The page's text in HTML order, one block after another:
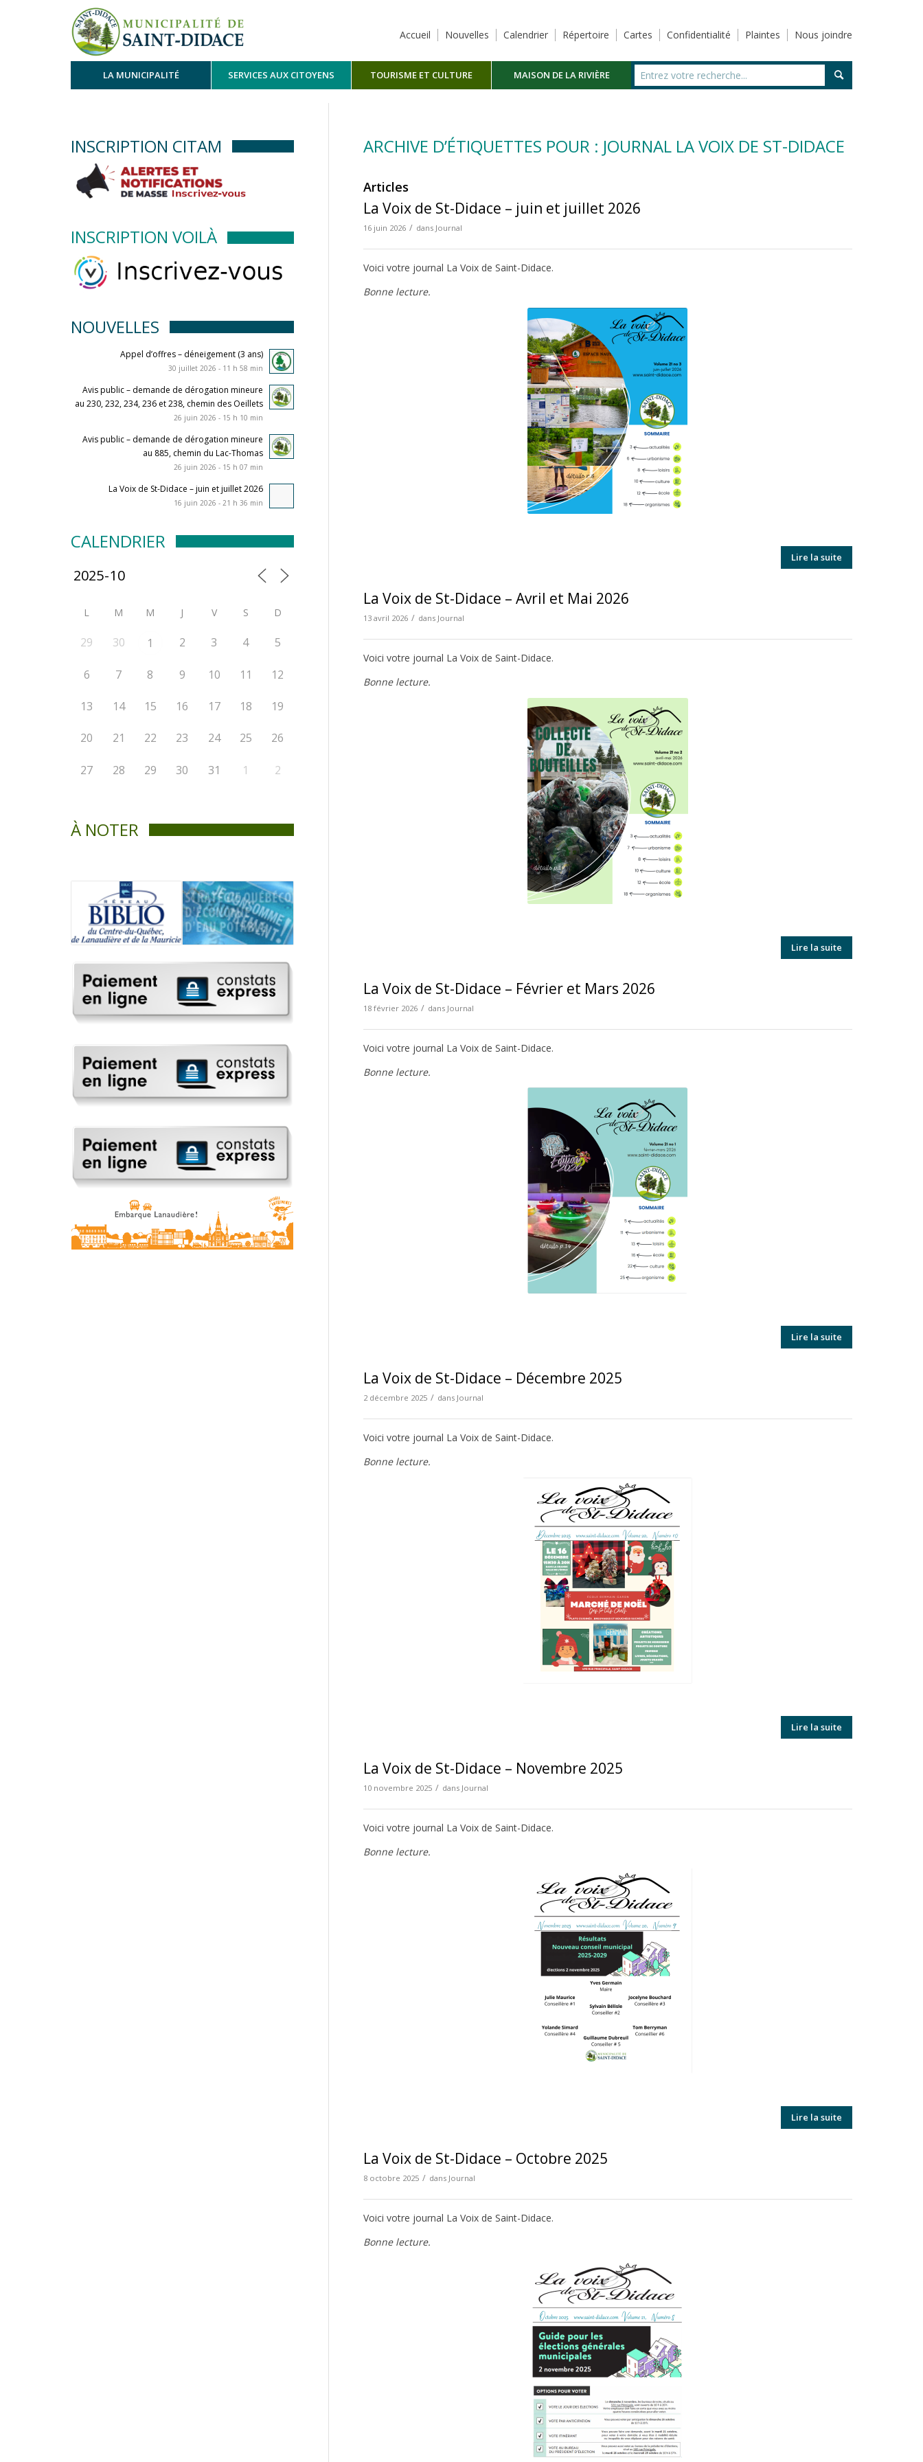
Accueil Nouvelles Calendrier Répertoire Cartes Confidentialité Plaintes Nous joindre
LA MUNICIPALITÉ SERVICES AUX CITOYENS TOURISME ET CULTURE MAISON DE LA RIVIÈRE
ARCHIVE D’ÉTIQUETTES POUR : JOURNAL LA VOIX DE ST-DIDACE
Articles
La Voix de St-Didace – juin et juillet 2026
16 juin 2026 / dans Journal
Voici votre journal La Voix de Saint-Didace.
Bonne lecture.
Lire la suite
La Voix de St-Didace – Avril et Mai 2026
13 avril 2026 / dans Journal
Voici votre journal La Voix de Saint-Didace.
Bonne lecture.
Lire la suite
La Voix de St-Didace – Février et Mars 2026
18 février 2026 / dans Journal
Voici votre journal La Voix de Saint-Didace.
Bonne lecture.
Lire la suite
La Voix de St-Didace – Décembre 2025
2 décembre 2025 / dans Journal
Voici votre journal La Voix de Saint-Didace.
Bonne lecture.
Lire la suite
La Voix de St-Didace – Novembre 2025
10 novembre 2025 / dans Journal
Voici votre journal La Voix de Saint-Didace.
Bonne lecture.
Lire la suite
La Voix de St-Didace – Octobre 2025
8 octobre 2025 / dans Journal
Voici votre journal La Voix de Saint-Didace.
Bonne lecture.
INSCRIPTION CITAM
INSCRIPTION VOILÀ
NOUVELLES
Appel d’offres – déneigement (3 ans)
30 juillet 2026 - 11 h 58 min
Avis public – demande de dérogation mineure
au 230, 232, 234, 236 et 238, chemin des Oeillets
26 juin 2026 - 15 h 10 min
Avis public – demande de dérogation mineure
au 885, chemin du Lac-Thomas
26 juin 2026 - 15 h 07 min
La Voix de St-Didace – juin et juillet 2026
16 juin 2026 - 21 h 36 min
CALENDRIER
L M M J V S D
29 30 1 2 3 4 5
6 7 8 9 10 11 12
13 14 15 16 17 18 19
20 21 22 23 24 25 26
27 28 29 30 31 1 2
À NOTER